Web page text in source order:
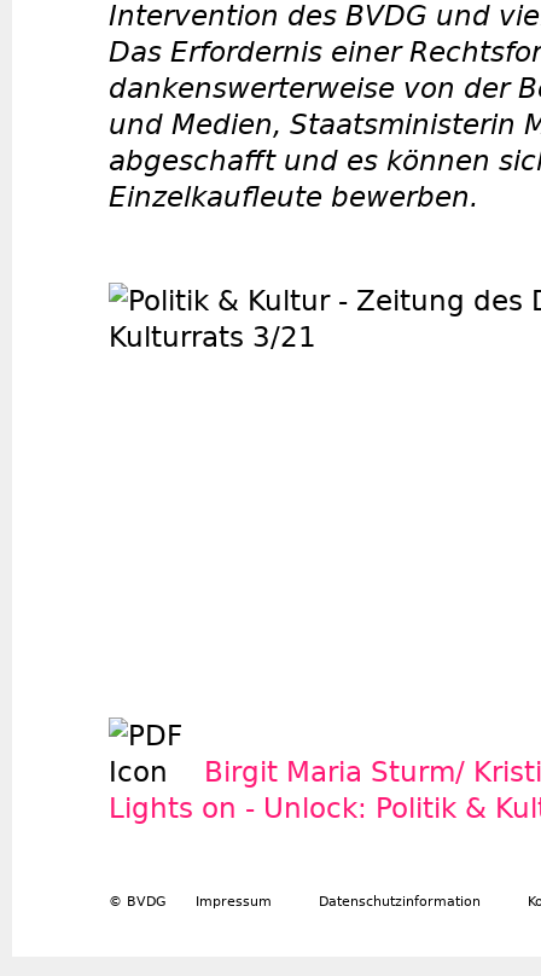
Intervention des BVDG und
Das Erfordernis einer
dankenswerterweise von der
und Medien, Staatsministerin
abgeschafft und es können
Einzelkaufleute bewerben.
Birgit Maria Sturm/
Lights on - Unlock: Politik &
© BVDG Impressum Datenschutzinformation